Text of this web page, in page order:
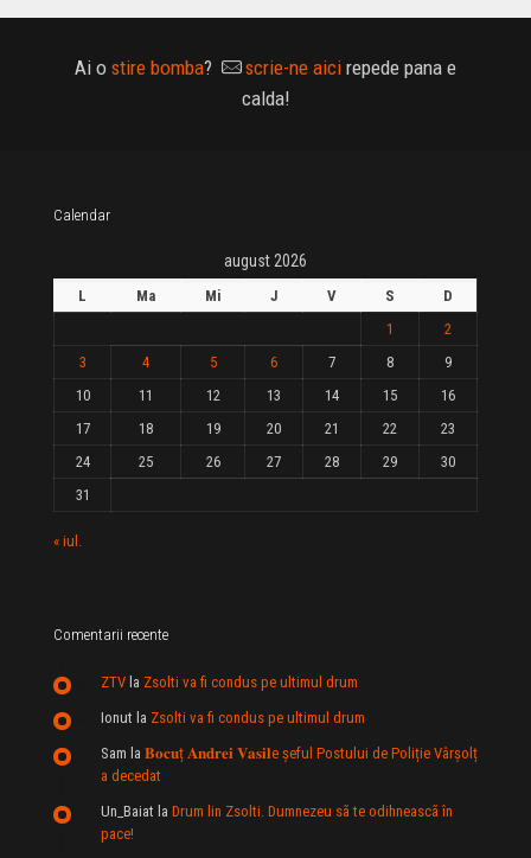
Ai o stire bomba? scrie-ne aici repede pana e
calda!
Calendar
august 2026
L Ma Mi J V S
D
1
2
3
4 5 6 7 8
9
10
11 12 13 14 15
16
17
18 19 20 21 22
23
24
25 26 27 28 29
30
31
« iul.
Comentarii recente
ZTV la Zsolti va fi condus pe ultimul drum
Ionut la Zsolti va fi condus pe ultimul drum
Sam la 𝐁𝐨𝐜𝐮ț 𝐀𝐧𝐝𝐫𝐞𝐢 𝐕𝐚𝐬𝐢𝐥e şeful Postului de Poliție Vârșolț
a decedat
Un_Baiat la Drum lin Zsolti. Dumnezeu sã te odihneascã în
pace!